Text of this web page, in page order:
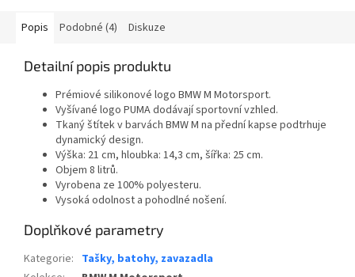
Popis Podobné (4) Diskuze
Detailní popis produktu
Prémiové silikonové logo BMW M Motorsport.
Vyšívané logo PUMA dodávají sportovní vzhled.
Tkaný štítek v barvách BMW M na přední kapse podtrhuje
dynamický design.
Výška: 21 cm, hloubka: 14,3 cm, šířka: 25 cm.
Objem 8 litrů.
Vyrobena ze 100% polyesteru.
Vysoká odolnost a pohodlné nošení.
Doplňkové parametry
Kategorie: Tašky, batohy, zavazadla